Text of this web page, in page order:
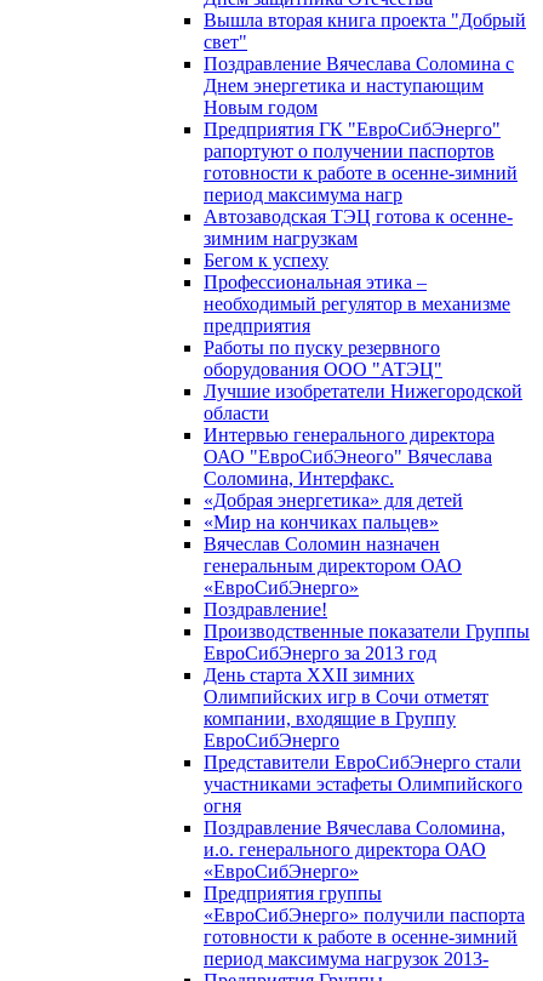
Вышла вторая книга проекта "Добрый
свет"
Поздравление Вячеслава Соломина с
Днем энергетика и наступающим
Новым годом
Предприятия ГК "ЕвроСибЭнерго"
рапортуют о получении паспортов
готовности к работе в осенне-зимний
период максимума нагр
Автозаводская ТЭЦ готова к осенне-
зимним нагрузкам
Бегом к успеху
Профессиональная этика –
необходимый регулятор в механизме
предприятия
Работы по пуску резервного
оборудования ООО "АТЭЦ"
Лучшие изобретатели Нижегородской
области
Интервью генерального директора
ОАО "ЕвроСибЭнеого" Вячеслава
Соломина, Интерфакс.
«Добрая энергетика» для детей
«Мир на кончиках пальцев»
Вячеслав Соломин назначен
генеральным директором ОАО
«ЕвроСибЭнерго»
Поздравление!
Производственные показатели Группы
ЕвроСибЭнерго за 2013 год
День старта XXII зимних
Олимпийских игр в Сочи отметят
компании, входящие в Группу
ЕвроСибЭнерго
Представители ЕвроСибЭнерго стали
участниками эстафеты Олимпийского
огня
Поздравление Вячеслава Соломина,
и.о. генерального директора ОАО
«ЕвроСибЭнерго»
Предприятия группы
«ЕвроСибЭнерго» получили паспорта
готовности к работе в осенне-зимний
период максимума нагрузок 2013-